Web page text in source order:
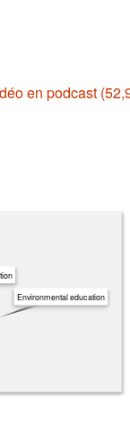
en podcast
Environmental education